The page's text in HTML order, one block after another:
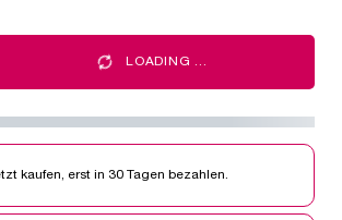
LOADING ...
kaufen, erst in 30 Tagen bezahlen.